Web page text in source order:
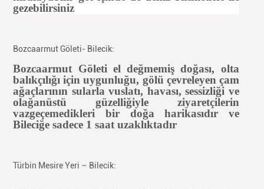
gezebilirsiniz
Bozcaarmut Göleti- Bilecik:
Bozcaarmut Göleti el değmemiş doğası, olta
balıkçılığı için uygunluğu, gölü çevreleyen çam
ağaçlarının sularla vuslatı, havası, sessizliği ve
olağanüstü güzelliğiyle ziyaretçilerin
vazgeçemedikleri bir doğa harikasıdır ve
Bileciğe sadece 1 saat uzaklıktadır
Türbin Mesire Yeri – Bilecik: